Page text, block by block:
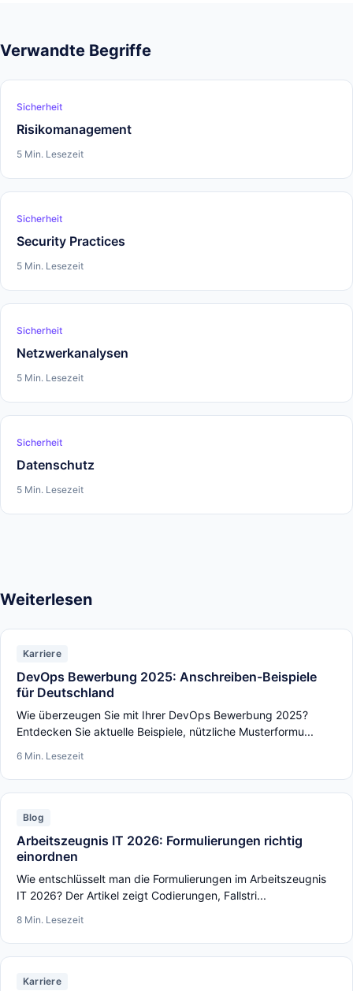
Verwandte Begriffe
Sicherheit
Risikomanagement
5 Min. Lesezeit
Sicherheit
Security Practices
5 Min. Lesezeit
Sicherheit
Netzwerkanalysen
5 Min. Lesezeit
Sicherheit
Datenschutz
5 Min. Lesezeit
Weiterlesen
Karriere
DevOps Bewerbung 2025: Anschreiben-Beispiele
für Deutschland
Wie überzeugen Sie mit Ihrer DevOps Bewerbung 2025?
Entdecken Sie aktuelle Beispiele, nützliche Musterformu...
6 Min. Lesezeit
Blog
Arbeitszeugnis IT 2026: Formulierungen richtig
einordnen
Wie entschlüsselt man die Formulierungen im Arbeitszeugnis
IT 2026? Der Artikel zeigt Codierungen, Fallstri...
8 Min. Lesezeit
Karriere